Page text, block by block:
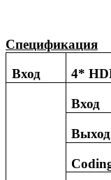
Спецификация
Вход 4*
Вход
Выход